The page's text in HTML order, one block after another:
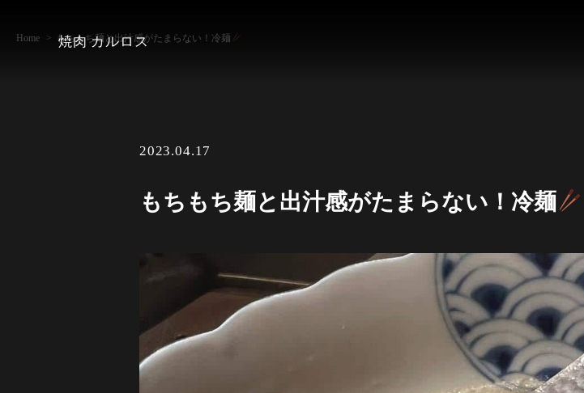
焼肉 カルロス
Home もちもち麺と出汁感がたまらない！冷麺
2023.04.17
もちもち麺と出汁感がたまらない！冷麺